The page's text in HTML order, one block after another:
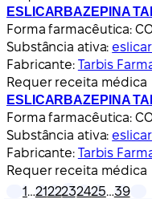
ESLICARBAZEPINA
Forma farmacêutica:
Substância ativa:
Fabricante: Tarbis
Requer receita médica
ESLICARBAZEPINA
Forma farmacêutica:
Substância ativa:
Fabricante: Tarbis
Requer receita médica
1…2122232425…39